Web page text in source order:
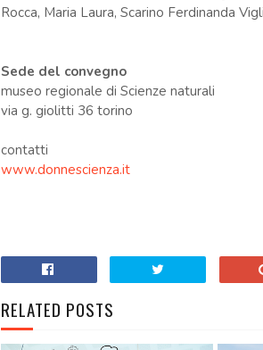
Rocca, Maria Laura, Scarino Ferdinanda
Sede del convegno
museo regionale di Scienze naturali
via g. giolitti 36 torino
contatti
www.donnescienza.it
RELATED POSTS